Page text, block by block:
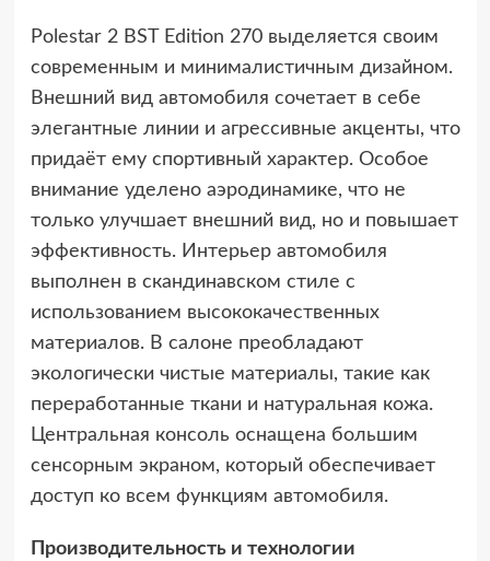
Polestar 2 BST Edition 270 выделяется своим
современным и минималистичным дизайном.
Внешний вид автомобиля сочетает в себе
элегантные линии и агрессивные акценты, что
придаёт ему спортивный характер. Особое
внимание уделено аэродинамике, что не
только улучшает внешний вид, но и повышает
эффективность. Интерьер автомобиля
выполнен в скандинавском стиле с
использованием высококачественных
материалов. В салоне преобладают
экологически чистые материалы, такие как
переработанные ткани и натуральная кожа.
Центральная консоль оснащена большим
сенсорным экраном, который обеспечивает
доступ ко всем функциям автомобиля.
Производительность и технологии